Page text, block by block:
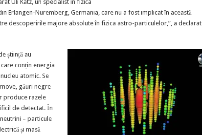
Uli Katz, un specialist în fizica
Erlangen-Nuremberg, Germania, care nu a fost implicat în această
descoperirile majore absolute în fizica astro-particulelor,”, a declarat
știință au
conțin energia
atomic. Se
găuri negre
produce razele
de detectat. În
– particule
și masă